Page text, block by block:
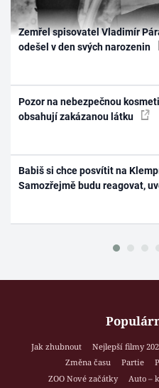
Zemřel spisovatel Vladimír
odešel v den svých narozenin
Pozor na nebezpečnou
obsahují zakázanou látku
Babiš si chce posvítit na
Samozřejmě budu reagovat,
Jak zhubnout Nejlepší filmy
Změna času
Partie
ZOO Nové začátky
Auto –